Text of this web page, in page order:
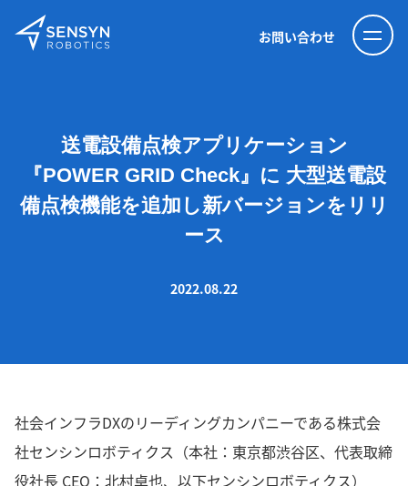
お問い合わせ
送電設備点検アプリケーション
『POWER GRID Check』に 大型送電設
備点検機能を追加し新バージョンをリリ
ース
2022.08.22
社会インフラDXのリーディングカンパニーである株式会
社センシンロボティクス（本社：東京都渋谷区、代表取締
役社長 CEO：北村卓也、以下センシンロボティクス）